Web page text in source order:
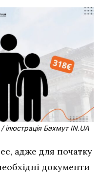
ілюстрація Бахмут IN.UA
адже для початку
документи